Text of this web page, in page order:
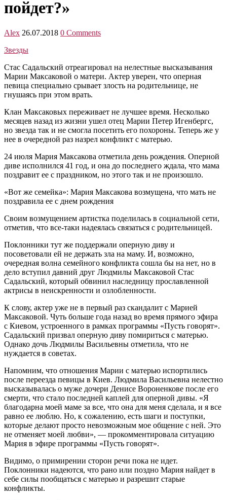
пойдет?»
Alex 26.07.2018 0 Comments
Звезды
Стас Садальский отреагировал на нелестные высказывания
Марии Максаковой о матери. Актер уверен, что оперная
певица специально срывает злость на родительнице, не
гнушаясь при этом врать.
Клан Максаковых переживает не лучшее время. Несколько
месяцев назад из жизни ушел отец Марии Петер Игенбергс,
но звезда так и не смогла посетить его похороны. Теперь же у
нее в очередной раз назрел конфликт с матерью.
24 июля Мария Максакова отметила день рождения. Оперной
диве исполнился 41 год, и она до последнего ждала, что мама
поздравит ее с праздником, но этого так и не произошло.
«Вот же семейка»: Мария Максакова возмущена, что мать не
поздравила ее с днем рождения
Своим возмущением артистка поделилась в социальной сети,
отметив, что все-таки надеялась связаться с родительницей.
Поклонники тут же поддержали оперную диву и
посоветовали ей не держать зла на маму. И, возможно,
очередная волна семейного конфликта сошла бы на нет, но в
дело вступил давний друг Людмилы Максаковой Стас
Садальский, который обвинил наследницу прославленной
актрисы в неискренности и озлобленности.
К слову, актер уже не в первый раз скандалит с Марией
Максаковой. Чуть больше года назад во время прямого эфира
с Киевом, устроенного в рамках программы «Пусть говорят».
Садальский призвал оперную диву помириться с матерью.
Однако дочь Людмилы Васильевны отметила, что не
нуждается в советах.
Напомним, что отношения Марии с матерью испортились
после переезда певицы в Киев. Людмила Васильевна нелестно
высказывалась о муже дочери Денисе Вороненкове после его
смерти, что стало последней каплей для оперной дивы. «Я
благодарна моей маме за все, что она для меня сделала, и я все
равно ее люблю. Но, к сожалению, есть шаги и поступки,
которые делают просто невозможным мое общение с ней. Это
не отменяет моей любви», — прокомментировала ситуацию
Мария в эфире программы «Пусть говорят».
Видимо, о примирении сторон речи пока не идет.
Поклонники надеются, что рано или поздно Мария найдет в
себе силы пообщаться с матерью и разрешит старые
конфликты.